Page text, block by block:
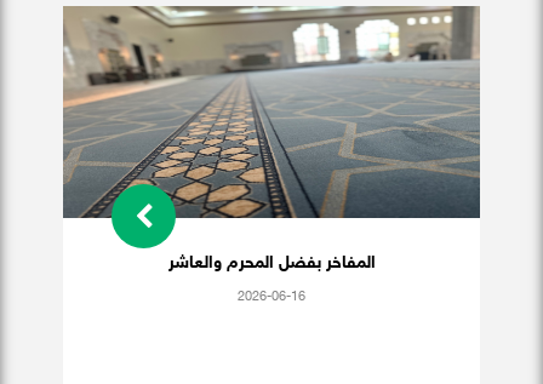
المفاخر بفضل المحرم والعاشر
2026-06-16